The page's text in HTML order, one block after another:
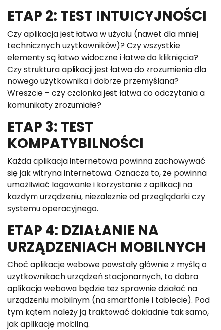
ETAP 2: TEST INTUICYJNOŚCI
Czy aplikacja jest łatwa w użyciu (nawet dla mniej
technicznych użytkowników)? Czy wszystkie
elementy są łatwo widoczne i łatwe do kliknięcia?
Czy struktura aplikacji jest łatwa do zrozumienia dla
nowego użytkownika i dobrze przemyślana?
Wreszcie – czy czcionka jest łatwa do odczytania a
komunikaty zrozumiałe?
ETAP 3: TEST
KOMPATYBILNOŚCI
Każda aplikacja internetowa powinna zachowywać
się jak witryna internetowa. Oznacza to, że powinna
umożliwiać logowanie i korzystanie z aplikacji na
każdym urządzeniu, niezależnie od przeglądarki czy
systemu operacyjnego.
ETAP 4: DZIAŁANIE NA
URZĄDZENIACH MOBILNYCH
Choć aplikacje webowe powstały głównie z myślą o
użytkownikach urządzeń stacjonarnych, to dobra
aplikacja webowa będzie też sprawnie działać na
urządzeniu mobilnym (na smartfonie i tablecie). Pod
tym kątem należy ją traktować dokładnie tak samo,
jak aplikację mobilną.